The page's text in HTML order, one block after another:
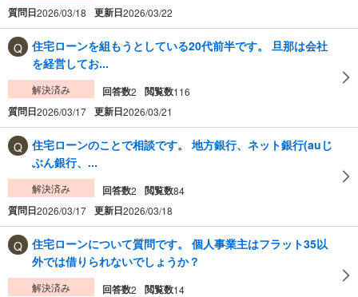
質問日2026/03/18 更新日2026/03/22
住宅ローンを組もうとしている20代前半です。 旦那は会社
を経営してお...
解決済み 回答数2 閲覧数116
質問日2026/03/17 更新日2026/03/21
住宅ローンのことで相談です。 地方銀行、ネット銀行(auじ
ぶん銀行、...
解決済み 回答数2 閲覧数84
質問日2026/03/17 更新日2026/03/18
住宅ローンについて質問です。 個人事業主はフラット35以
外では借りられないでしょうか？
解決済み 回答数2 閲覧数14